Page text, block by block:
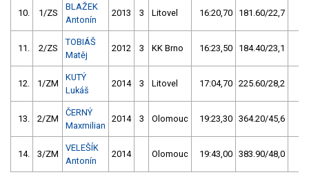
10. 1/ZS
BLAŽEK
Antonín
2013 3 Litovel 16:20,70 181.60/22,7
11. 2/ZS
TOBIÁŠ
Matěj
2012 3 KK Brno 16:23,50 184.40/23,1
12. 1/ZM
KUTÝ
Lukáš
2014 3 Litovel 17:04,70 225.60/28,2
13. 2/ZM
ČERNÝ
Maxmilian
2014 3 Olomouc 19:23,30 364.20/45,6
14. 3/ZM
VELEŠÍK
Antonín
2014 Olomouc 19:43,00 383.90/48,0